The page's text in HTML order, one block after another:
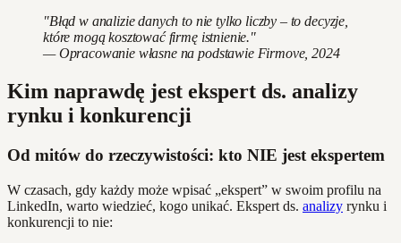
"Błąd w analizie danych to nie tylko liczby – to decyzje,
które mogą kosztować firmę istnienie."
— Opracowanie własne na podstawie Firmove, 2024
Kim naprawdę jest ekspert ds. analizy
rynku i konkurencji
Od mitów do rzeczywistości: kto NIE jest ekspertem
W czasach, gdy każdy może wpisać „ekspert” w swoim profilu na
LinkedIn, warto wiedzieć, kogo unikać. Ekspert ds. analizy rynku i
konkurencji to nie: